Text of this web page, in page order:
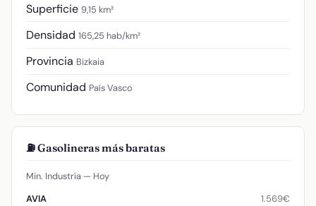
Superficie 9,15 km²
Densidad 165,25 hab/km²
Provincia Bizkaia
Comunidad País Vasco
⛽ Gasolineras más baratas
Min. Industria — Hoy
AVIA
1.569€